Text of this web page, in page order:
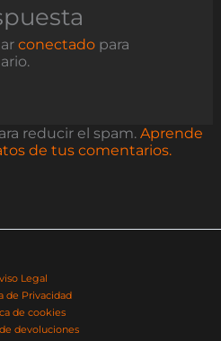
conectadopara
reducir el spam.Aprende
de tus comentarios.
Legal
de Privacidad
de cookies
devoluciones